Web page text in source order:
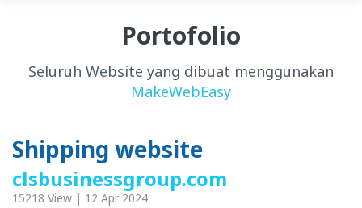
Portofolio
Seluruh Website yang dibuat menggunakan
MakeWebEasy
Shipping website
clsbusinessgroup.com
15218 View | 12 Apr 2024